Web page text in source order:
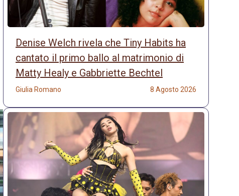
Denise Welch rivela che Tiny Habits ha
cantato il primo ballo al matrimonio di
Matty Healy e Gabbriette Bechtel
Giulia Romano 8 Agosto 2026